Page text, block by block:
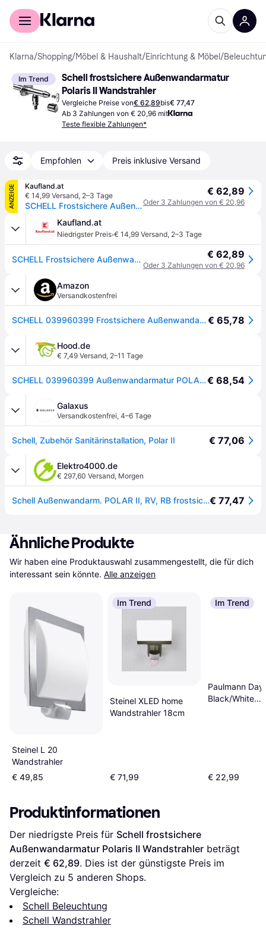
Für Shopper
Klarna/Shopping/Möbel & Haushalt/Einrichtung & Möbel /
Im Trend
Schell frostsichere Außenwandarmatur
Polaris II Wandstrahler
Vergleiche Preise von€ 62,89bis€ 77,47
Ab 3 Zahlungen von € 20,96 mit
Teste flexible Zahlungen*
Empfohlen Preis inklusive Versand
ANZEIGE
Kaufland.at
€ 14,99 Versand, 2–3 Tage
SCHELL Frostsichere Außenwandarmatur POLAR II Set
€ 62,89
Oder 3 Zahlungen von € 20,96
Kaufland.at
Niedrigster Preis·€ 14,99 Versand, 2–3 Tage
SCHELL Frostsichere Außenwandarmatur POLAR II Set € 62,89
Oder 3 Zahlungen von € 20,96
Amazon
Versandkostenfrei
SCHELL 039960399 Frostsichere Außenwandarmatur , Außenarmatur POLAR II , Messing Armatur (Komplettarmatur) mit automatischer Zwangsbelüftung und Rohrbelüfter , DN 15 G 1,2 AG,Ø 15 mm, Mattchrom€ 65,78
Hood.de
€ 7,49 Versand, 2–11 Tage
SCHELL 039960399 Außenwandarmatur POLAR II frostsicher, Komplettarmatur mit Rohr€ 68,54
Galaxus
Versandkostenfrei, 4–6 Tage
Schell, Zubehör Sanitärinstallation, Polar II € 77,06
Elektro4000.de
€ 297,60 Versand, Morgen
Schell Außenwandarm. POLAR II, RV, RB frostsicher, Komplettarmatur, mattchrom€ 77,47
Ähnliche Produkte
Wir haben eine Produktauswahl zusammengestellt, die für dich
interessant sein könnte. Alle anzeigen
Steinel L 20
Wandstrahler
€ 49,85
Im Trend
Steinel XLED home
Wandstrahler 18cm
€ 71,99
Im Trend
Paulmann
Black/White
€ 22,99
Produktinformationen
Der niedrigste Preis für Schell frostsichere
Außenwandarmatur Polaris II Wandstrahler beträgt
derzeit € 62,89. Dies ist der günstigste Preis im
Vergleich zu 5 anderen Shops.
Vergleiche:
Schell Beleuchtung
Schell Wandstrahler